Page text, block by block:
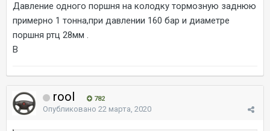
Давление одного поршня на колодку тормозную заднюю
примерно 1 тонна,при давлении 160 бар и диаметре
поршня ртц 28мм .
В
rool 782
Опубликовано 22 марта, 2020